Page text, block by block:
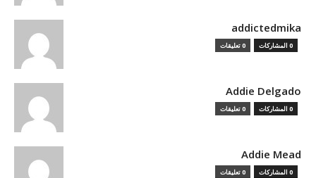
addictedmika
0 المشاركات 0 تعليقات
Addie Delgado
0 المشاركات 0 تعليقات
Addie Mead
0 المشاركات 0 تعليقات